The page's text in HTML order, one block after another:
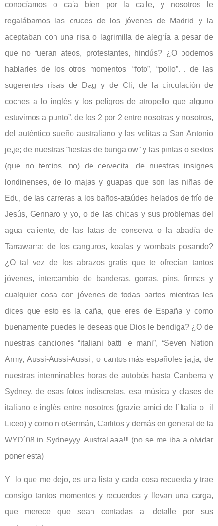
conocíamos o caía bien por la calle, y nosotros le
regalábamos las cruces de los jóvenes de Madrid y la
aceptaban con una risa o lagrimilla de alegría a pesar de
que no fueran ateos, protestantes, hindús? ¿O podemos
hablarles de los otros momentos: “foto”, “pollo”… de las
sugerentes risas de Dag y de Cli, de la circulación de
coches a lo inglés y los peligros de atropello que alguno
estuvimos a punto”, de los 2 por 2 entre nosotras y nosotros,
del auténtico sueño australiano y las velitas a San Antonio
je,je; de nuestras “fiestas de bungalow” y las pintas o sextos
(que no tercios, no) de cervecita, de nuestras insignes
londinenses, de lo majas y guapas que son las niñas de
Edu, de las carreras a los baños-ataúdes helados de frío de
Jesús, Gennaro y yo, o de las chicas y sus problemas del
agua caliente, de las latas de conserva o la abadía de
Tarrawarra; de los canguros, koalas y wombats posando?
¿O tal vez de los abrazos gratis que te ofrecían tantos
jóvenes, intercambio de banderas, gorras, pins, firmas y
cualquier cosa con jóvenes de todas partes mientras les
dices que esto es la caña, que eres de España y como
buenamente puedes le deseas que Dios le bendiga? ¿O de
nuestras canciones “italiani batti le mani”, “Seven Nation
Army, Aussi-Aussi-Aussi!, o cantos más españoles ja,ja; de
nuestras interminables horas de autobús hasta Canberra y
Sydney, de esas fotos indiscretas, esa música y clases de
italiano e inglés entre nosotros (grazie amici de l´Italia o il
Liceo) y como n oGermán, Carlitos y demás en general de la
WYD´08 in Sydneyyy, Australiaaa!!! (no se me iba a olvidar
poner esta)
Y lo que me dejo, es una lista y cada cosa recuerda y trae
consigo tantos momentos y recuerdos y llevan una carga,
que merece que sean contadas al detalle por sus